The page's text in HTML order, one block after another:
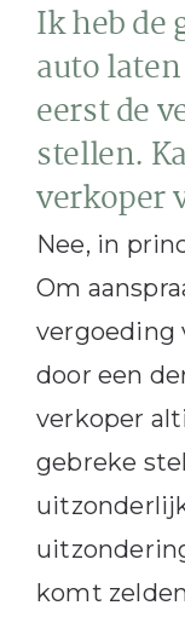
Ik heb de
auto
eerst de
stellen.
verkoper
Nee, in
Om
vergoeding
door een
verkoper
gebreke
komt